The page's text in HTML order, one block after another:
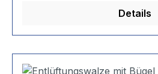
Details